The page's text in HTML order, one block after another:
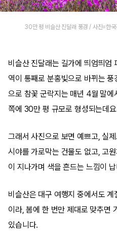
30만 평 비슬산 진달래 풍경 / 사진=한
비슬산 진달래는 길가에 띄엄띄엄
역이 통째로 분홍빛으로 바뀌는
으로 참꽃 군락지는 매년 4월 말
쪽에 30만 평 규모로 형성되는데
그래서 사진으로 보면 예쁘고, 실
시야를 가로막는 건물도 없고, 고
이 지나가며 색을 흔드는 느낌이
비슬산은 대구 여행지 중에서도
이라, 봄에 한 번만 제대로 맞추면
있습니다.